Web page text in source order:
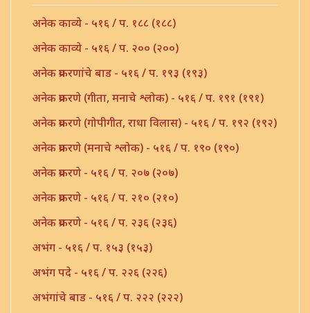
अनेक काव्ये - ५१६ / प. १८८ (१८८)
अनेक काव्ये - ५१६ / प. २०० (२००)
अनेक प्रकरणांचे बाड - ५१६ / प. १९३ (१९३)
अनेक प्रकरणे (गीता, मनाचे श्लोक) - ५१६ / प. १९१ (१९१)
अनेक प्रकरणे (गोपीगीत, राधा विलास) - ५१६ / प. १९२ (१९२)
अनेक प्रकरणे (मनाचे श्लोक) - ५१६ / प. १९० (१९०)
अनेक प्रकरणे - ५१६ / प. २०७ (२०७)
अनेक प्रकरणे - ५१६ / प. २१० (२१०)
अनेक प्रकरणे - ५१६ / प. २३६ (२३६)
अभंग - ५१६ / प. १५३ (१५३)
अभंग पदे - ५१६ / प. २२६ (२२६)
अभंगांचे बाड - ५१६ / प. २२२ (२२२)